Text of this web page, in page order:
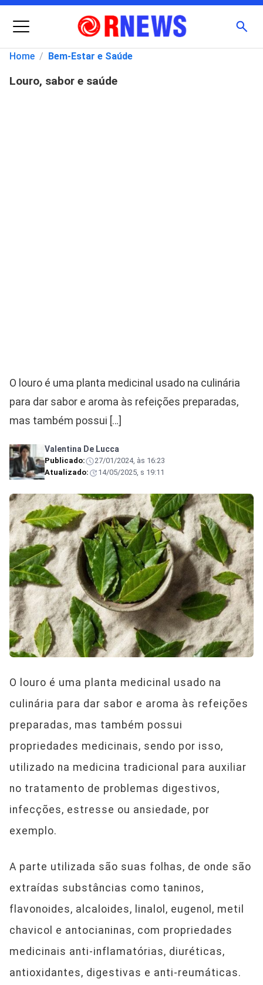
Menu
Pesquisar
Home / Bem-Estar e Saúde
Louro, sabor e saúde
O louro é uma planta medicinal usado na culinária
para dar sabor e aroma às refeições preparadas,
mas também possui […]
Valentina De Lucca
Publicado:
27/01/2024, às 16:23
Atualizado:
14/05/2025, s 19:11
O louro é uma planta medicinal usado na
culinária para dar sabor e aroma às refeições
preparadas, mas também possui
propriedades medicinais, sendo por isso,
utilizado na medicina tradicional para auxiliar
no tratamento de problemas digestivos,
infecções, estresse ou ansiedade, por
exemplo.
A parte utilizada são suas folhas, de onde são
extraídas substâncias como taninos,
flavonoides, alcaloides, linalol, eugenol, metil
chavicol e antocianinas, com propriedades
medicinais anti-inflamatórias, diuréticas,
antioxidantes, digestivas e anti-reumáticas.